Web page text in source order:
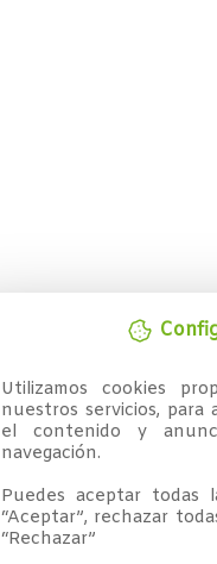
Utilizamos cookies
nuestros servicios, para
el contenido y
navegación.
Puedes aceptar todas
“Aceptar”, rechazar
“Rechazar”